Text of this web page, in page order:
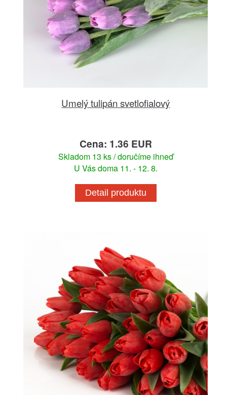
Umelý tulipán svetlofialový
Cena: 1.36 EUR
Skladom 13 ks / doručíme ihneď
U Vás doma 11. - 12. 8.
Detail produktu